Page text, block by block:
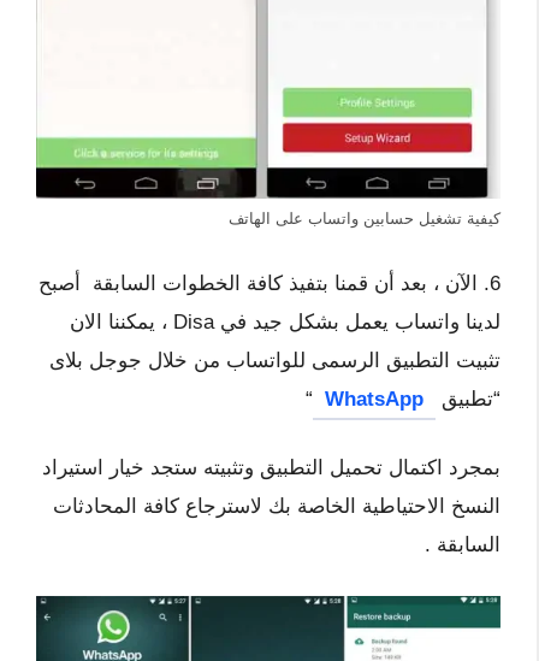
كيفية تشغيل حسابين واتساب على الهاتف
6. الآن ، بعد أن قمنا بتفيذ كافة الخطوات السابقة أصبح
لدينا واتساب يعمل بشكل جيد في Disa ، يمكننا الان
تثبيت التطبيق الرسمى للواتساب من خلال جوجل بلاى
“تطبيق
WhatsApp
“
بمجرد اكتمال تحميل التطبيق وتثبيته ستجد خيار استيراد
النسخ الاحتياطية الخاصة بك لاسترجاع كافة المحادثات
السابقة .